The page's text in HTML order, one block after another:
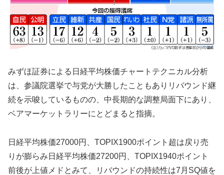
みずほ証券による日経平均株価チャートテクニカル分析
は、参議院選挙で与党が大勝したこともありリバウンド継
続を示唆しているものの、中長期的な調整局面下にあり、
ベアマーケットラリーにとどまると指摘。
日経平均株価27000円、TOPIX1900ポイント超は戻り売
りが膨らみ日経平均株価27200円、TOPIX1940ポイント
前後が上値メドとみて、リバウンドの持続性は7月SQ値を